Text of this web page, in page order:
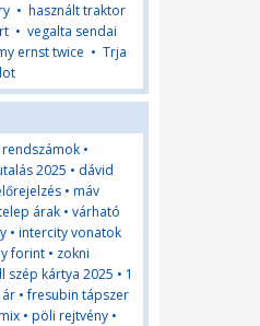
• használt traktor
• vegalta sendai
ernst twice • Trja
•
2025 • dávid
• máv
árak • várható
• intercity vonatok
forint • zokni
szép kártya 2025 • 1
•fresubin tápszer
• pöli rejtvény •